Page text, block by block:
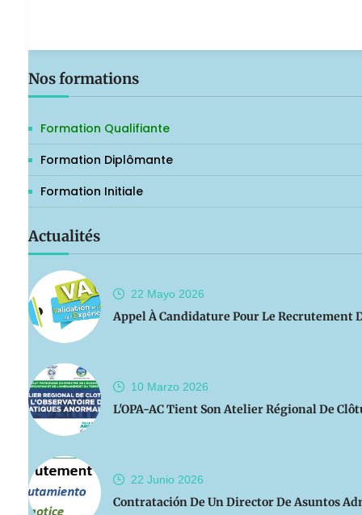
Nos formations
Formation Qualifiante
Formation Diplômante
Formation Initiale
Actualités
22 Mayo 2026
Appel À Candidature Pour Le Recrutement
10 Marzo 2026
L'OPA-AC Tient Son Atelier Régional De
22 Junio 2026
Contratación De Un Director De Asuntos